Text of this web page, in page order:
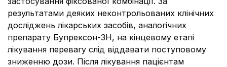
результатами деяких неконтрольованих клінічних
досліджень лікарських засобів, аналогічних
препарату Бупрексон-ЗН, на кінцевому етапі
лікування перевагу слід віддавати поступовому
зниженню дози. Після лікування пацієнтам